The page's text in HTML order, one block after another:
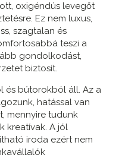
oxigéndús levegőt
Ez nem luxus,
szagtalan és
teszi a
gondolkodást,
biztosít.
és bútorokból áll. Az a
hatással van
mennyire tudunk
kreatívak. A jól
iroda ezért nem